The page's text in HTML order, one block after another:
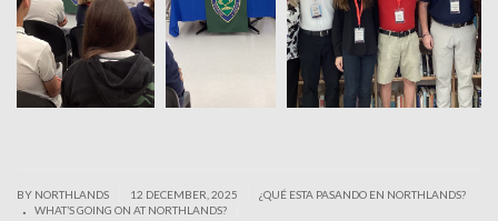
BY NORTHLANDS 12 DECEMBER, 2025 ¿QUÉ ESTA PASANDO EN NORTHLANDS?
. WHAT’S GOING ON AT NORTHLANDS?